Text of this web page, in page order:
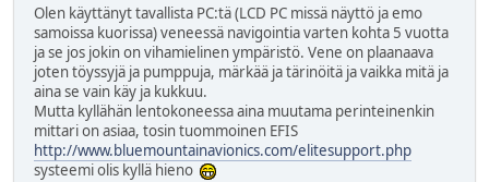
Olen käyttänyt tavallista PC:tä (LCD PC missä näyttö ja emo
samoissa kuorissa) veneessä navigointia varten kohta 5 vuotta
ja se jos jokin on vihamielinen ympäristö. Vene on plaanaava
joten töyssyjä ja pumppuja, märkää ja tärinöitä ja vaikka mitä ja
aina se vain käy ja kukkuu.
Mutta kyllähän lentokoneessa aina muutama perinteinenkin
mittari on asiaa, tosin tuommoinen EFIS
http://www.bluemountainavionics.com/elitesupport.php
systeemi olis kyllä hieno